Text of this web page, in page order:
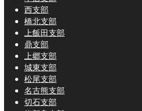
西支部
橋北支部
上飯田支部
鼎支部
上郷支部
城東支部
松尾支部
名古熊支部
切石支部